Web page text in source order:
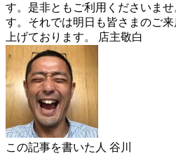
す。是非ともご利用くださいま
す。それでは明日も皆さまのご
上げております。 店主敬白
この記事を書いた人 谷川